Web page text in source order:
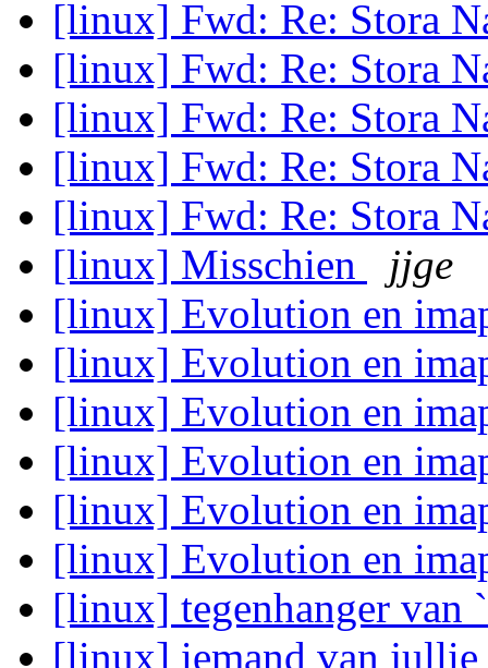
[linux] Fwd: Re: Stora
[linux] Fwd: Re: Stora
[linux] Fwd: Re: Stora
[linux] Fwd: Re: Stora
[linux] Fwd: Re: Stora
[linux] Misschien
jjge
[linux] Evolution en
[linux] Evolution en
[linux] Evolution en
[linux] Evolution en
[linux] Evolution en
[linux] Evolution en
[linux] tegenhanger van
[linux] iemand van